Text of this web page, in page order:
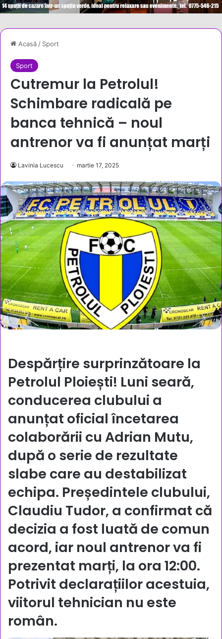
Acasă/ Sport
Sport
Cutremur la Petrolul!
Schimbare radicală pe
banca tehnică – noul
antrenor va fi anunțat marți
Lavinia Lucescu martie 17, 2025
Despărțire surprinzătoare la
Petrolul Ploiești! Luni seară,
conducerea clubului a
anunțat oficial încetarea
colaborării cu Adrian Mutu,
după o serie de rezultate
slabe care au destabilizat
echipa. Președintele clubului,
Claudiu Tudor, a confirmat că
decizia a fost luată de comun
acord, iar noul antrenor va fi
prezentat marți, la ora 12:00.
Potrivit declarațiilor acestuia,
viitorul tehnician nu este
român.